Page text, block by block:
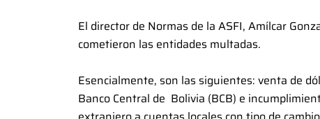
El director de Normas de la ASFI, Amílcar
cometieron las entidades multadas.
Esencialmente, son las siguientes: venta de
Banco Central de Bolivia (BCB) e